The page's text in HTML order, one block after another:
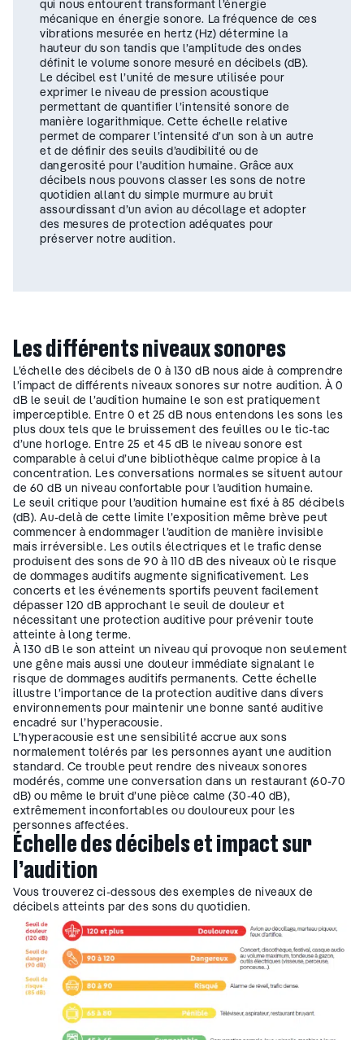
qui nous entourent transformant l’énergie
mécanique en énergie sonore. La fréquence de ces
vibrations mesurée en hertz (Hz) détermine la
hauteur du son tandis que l’amplitude des ondes
définit le volume sonore mesuré en décibels (dB).
Le décibel est l’unité de mesure utilisée pour
exprimer le niveau de pression acoustique
permettant de quantifier l’intensité sonore de
manière logarithmique. Cette échelle relative
permet de comparer l’intensité d’un son à un autre
et de définir des seuils d’audibilité ou de
dangerosité pour l’audition humaine. Grâce aux
décibels nous pouvons classer les sons de notre
quotidien allant du simple murmure au bruit
assourdissant d’un avion au décollage et adopter
des mesures de protection adéquates pour
préserver notre audition.
Les différents niveaux sonores
L’échelle des décibels de 0 à 130 dB nous aide à comprendre
l’impact de différents niveaux sonores sur notre audition. À 0
dB le seuil de l’audition humaine le son est pratiquement
imperceptible. Entre 0 et 25 dB nous entendons les sons les
plus doux tels que le bruissement des feuilles ou le tic-tac
d’une horloge. Entre 25 et 45 dB le niveau sonore est
comparable à celui d’une bibliothèque calme propice à la
concentration. Les conversations normales se situent autour
de 60 dB un niveau confortable pour l’audition humaine.
Le seuil critique pour l’audition humaine est fixé à 85 décibels
(dB). Au-delà de cette limite l’exposition même brève peut
commencer à endommager l’audition de manière invisible
mais irréversible. Les outils électriques et le trafic dense
produisent des sons de 90 à 110 dB des niveaux où le risque
de dommages auditifs augmente significativement. Les
concerts et les événements sportifs peuvent facilement
dépasser 120 dB approchant le seuil de douleur et
nécessitant une protection auditive pour prévenir toute
atteinte à long terme.
À 130 dB le son atteint un niveau qui provoque non seulement
une gêne mais aussi une douleur immédiate signalant le
risque de dommages auditifs permanents. Cette échelle
illustre l’importance de la protection auditive dans divers
environnements pour maintenir une bonne santé auditive
encadré sur l’hyperacousie.
L’hyperacousie est une sensibilité accrue aux sons
normalement tolérés par les personnes ayant une audition
standard. Ce trouble peut rendre des niveaux sonores
modérés, comme une conversation dans un restaurant (60-70
dB) ou même le bruit d’une pièce calme (30-40 dB),
extrêmement inconfortables ou douloureux pour les
personnes affectées.
Échelle des décibels et impact sur
l’audition
Vous trouverez ci-dessous des exemples de niveaux de
décibels atteints par des sons du quotidien.